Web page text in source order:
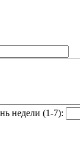
недели (1-7):